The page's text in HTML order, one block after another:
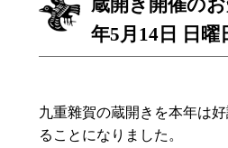
年5月14日 日曜
九重雜賀の蔵開きを本年は
ることになりました。